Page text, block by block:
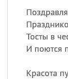
Тосты в
И поются
Красота